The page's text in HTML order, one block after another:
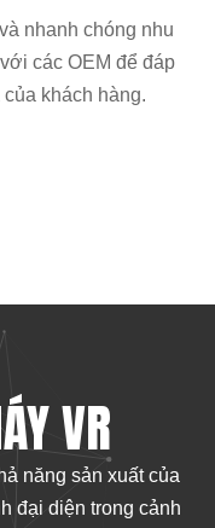
nhanh chóng nhu
các OEM để đáp
khách hàng.
VR
năng sản xuất của
đại diện trong cảnh